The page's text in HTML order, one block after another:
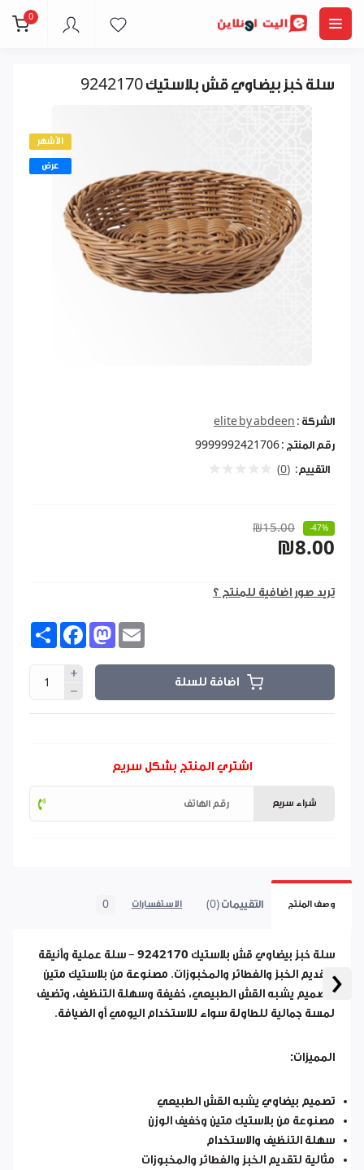
0
‹
سلة خبز بيضاوي قش بلاستيك 9242170
الأشهر
عرض
الشركة : elite by abdeen
رقم المنتج : 9999992421706
التقييم: (0)
₪15.00 -47%
₪8.00
تريد صور اضافية للمنتج ؟
Share FacebookMastodon
اضافة للسلة
اشتري المنتج بشكل سريع
شراء سريع
وصف المنتج التقييمات (0) الاستفسارات 0
سلة خبز بيضاوي قش بلاستيك
– سلة عملية وأنيقة
لتقديم الخبز والفطائر والمخبوزات. مصنوعة من بلاستيك متين
بتصميم يشبه القش الطبيعي، خفيفة وسهلة التنظيف، وتضيف
لمسة جمالية للطاولة سواء للاستخدام اليومي أو الضيافة.
المميزات:
تصميم بيضاوي يشبه القش الطبيعي
مصنوعة من بلاستيك متين وخفيف الوزن
سهلة التنظيف والاستخدام
مثالية لتقديم الخبز والفطائر والمخبوزات